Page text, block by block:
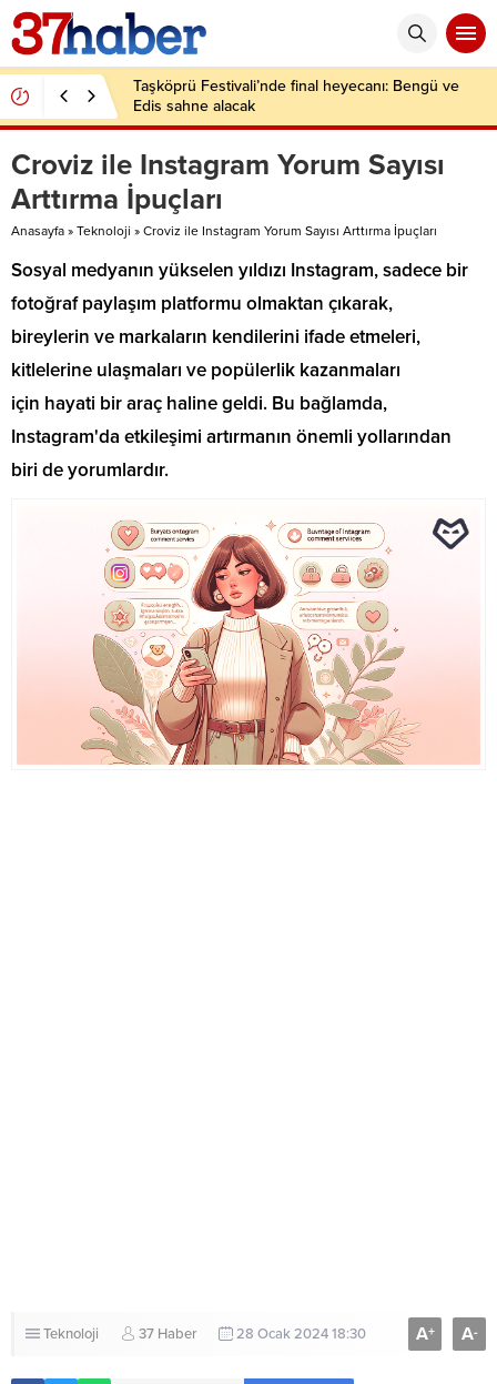
Taşköprü Festivali’nde final heyecanı: Bengü ve
Edis sahne alacak
Croviz ile Instagram Yorum Sayısı
Arttırma İpuçları
Anasayfa » Teknoloji » Croviz ile Instagram Yorum Sayısı Arttırma İpuçları
Sosyal medyanın yükselen yıldızı Instagram, sadece bir
fotoğraf paylaşım platformu olmaktan çıkarak,
bireylerin ve markaların kendilerini ifade etmeleri,
kitlelerine ulaşmaları ve popülerlik kazanmaları
için hayati bir araç haline geldi. Bu bağlamda,
Instagram'da etkileşimi artırmanın önemli yollarından
biri de yorumlardır.
Teknoloji 37 Haber 28 Ocak 2024 18:30 A+ A-